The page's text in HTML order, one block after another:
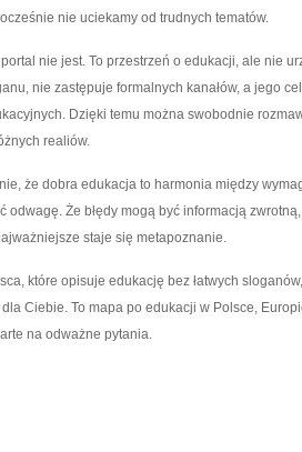
nie uciekamy od trudnych tematów.
portal nie jest. To przestrzeń o edukacji, ale nie
nie zastępuje formalnych kanałów, a jego
Dzięki temu można swobodnie
realiów.
że dobra edukacja to harmonia między
odwagę. Że błędy mogą być informacją
staje się metapoznanie.
które opisuje edukację bez łatwych
dla Ciebie. To mapa po edukacji w Polsce,
na odważne pytania.